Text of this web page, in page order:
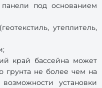
под основанием
утеплитель,
край бассейна может
грунта не более чем на
установки